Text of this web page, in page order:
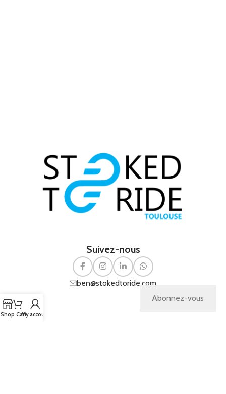
Suivez-nous
ben@stokedtoride.com
Shop CartMy account
Abonnez-vous